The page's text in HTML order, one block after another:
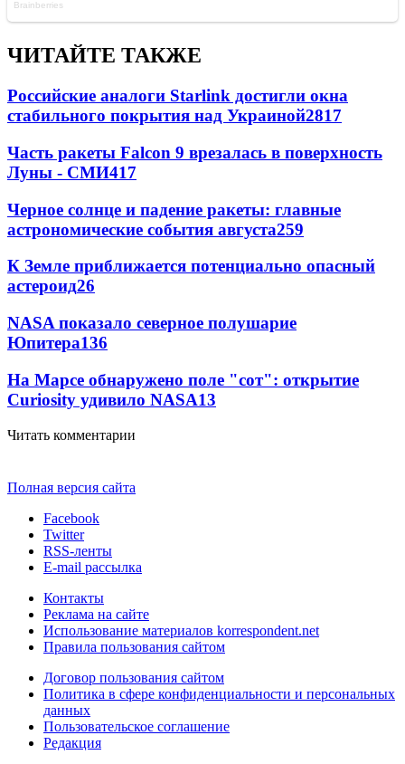
ЧИТАЙТЕ ТАКЖЕ
Российские аналоги Starlink достигли окна
стабильного покрытия над Украиной2817
Часть ракеты Falcon 9 врезалась в поверхность
Луны - СМИ417
Черное солнце и падение ракеты: главные
астрономические события августа259
К Земле приближается потенциально опасный
астероид26
NASA показало северное полушарие
Юпитера136
На Марсе обнаружено поле "сот": открытие
Curiosity удивило NASA13
Читать комментарии
Полная версия сайта
Facebook
Twitter
RSS-ленты
E-mail рассылка
Контакты
Реклама на сайте
Использование материалов korrespondent.net
Правила пользования сайтом
Договор пользования сайтом
Политика в сфере конфиденциальности и персональных
данных
Пользовательское соглашение
Редакция